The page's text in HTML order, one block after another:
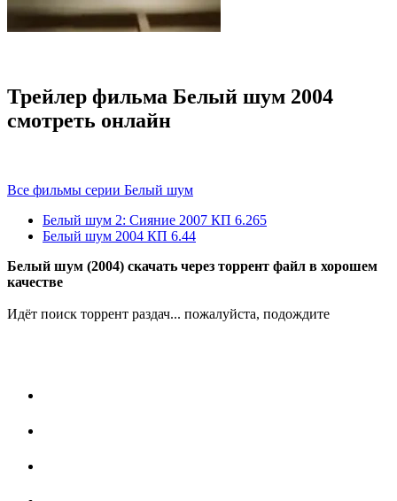
Трейлер фильма Белый шум 2004
смотреть онлайн
Все фильмы серии Белый шум
Белый шум 2: Сияние 2007 КП 6.265
Белый шум 2004 КП 6.44
Белый шум (2004) скачать через торрент файл в хорошем
качестве
Идёт поиск торрент раздач... пожалуйста, подождите